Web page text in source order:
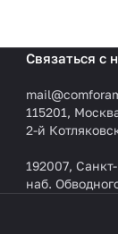
Связаться с
115201,
2-й
192007,
наб.